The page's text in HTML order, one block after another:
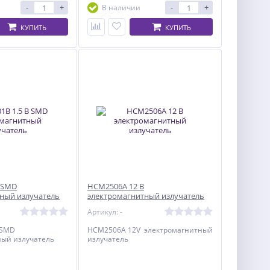
- +
КУПИТЬ
В наличии - +
КУПИТЬ
излучатель
излучатель
HCM2506A 12 В
электромагнитный излучатель
Артикул: -
HCM2506A 12V электромагнитный
излучатель